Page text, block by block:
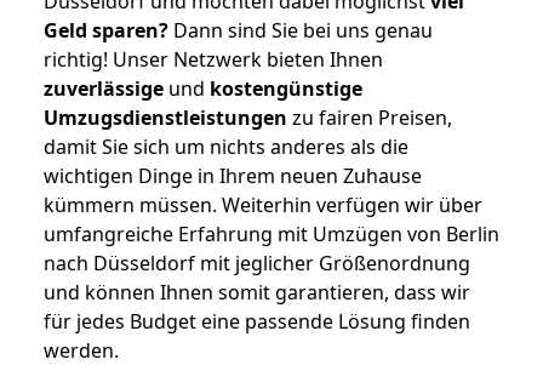
Geld sparen? Dann sind Sie bei uns genau
richtig! Unser Netzwerk bieten Ihnen
zuverlässige und kostengünstige
Umzugsdienstleistungen zu fairen Preisen,
damit Sie sich um nichts anderes als die
wichtigen Dinge in Ihrem neuen Zuhause
kümmern müssen. Weiterhin verfügen wir über
umfangreiche Erfahrung mit Umzügen von Berlin
nach Düsseldorf mit jeglicher Größenordnung
und können Ihnen somit garantieren, dass wir
für jedes Budget eine passende Lösung finden
werden.